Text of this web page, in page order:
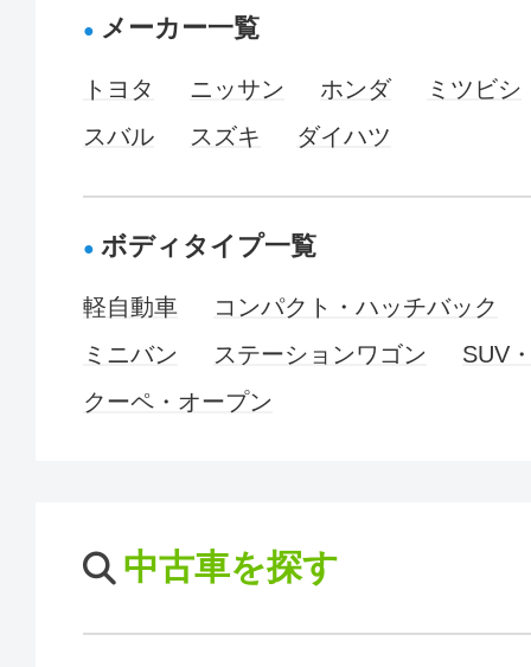
メーカー一覧
トヨタ ニッサン ホンダ
ミツビシ
スバル
スズキ ダイハツ
ボディタイプ一覧
軽自動車
コンパクト・ハッチバック
ミニバン
ステーションワゴン
SUV
クーペ・オープン
中古車を探す